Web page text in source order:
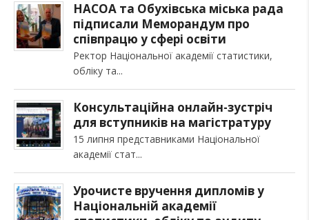
НАСОА та Обухівська міська рада
підписали Меморандум про
співпрацю у сфері освіти
Ректор Національної академії статистики,
обліку та
Консультаційна онлайн-зустріч
для вступників на магістратуру
15 липня представниками Національної
академії стат
Урочисте вручення дипломів у
Національній академії